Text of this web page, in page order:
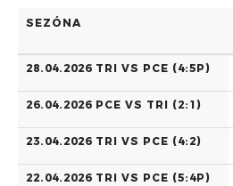
SEZÓNA
28.04.2026 TRI VS PCE (4:5P)
26.04.2026 PCE VS TRI (2:1)
23.04.2026 TRI VS PCE (4:2)
22.04.2026 TRI VS PCE (5:4P)